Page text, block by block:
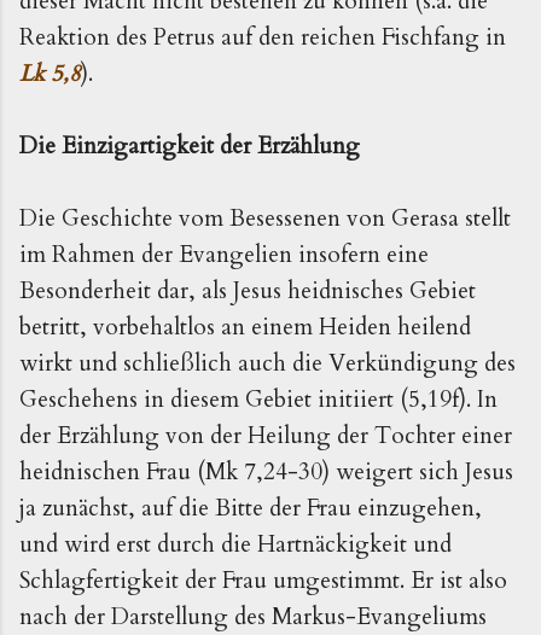
Reaktion des Petrus auf den reichen Fischfang in
Lk 5,8).
Die Einzigartigkeit der Erzählung
Die Geschichte vom Besessenen von Gerasa stellt
im Rahmen der Evangelien insofern eine
Besonderheit dar, als Jesus heidnisches Gebiet
betritt, vorbehaltlos an einem Heiden heilend
wirkt und schließlich auch die Verkündigung des
Geschehens in diesem Gebiet initiiert (5,19f). In
der Erzählung von der Heilung der Tochter einer
heidnischen Frau (Mk 7,24-30) weigert sich Jesus
ja zunächst, auf die Bitte der Frau einzugehen,
und wird erst durch die Hartnäckigkeit und
Schlagfertigkeit der Frau umgestimmt. Er ist also
nach der Darstellung des Markus-Evangeliums